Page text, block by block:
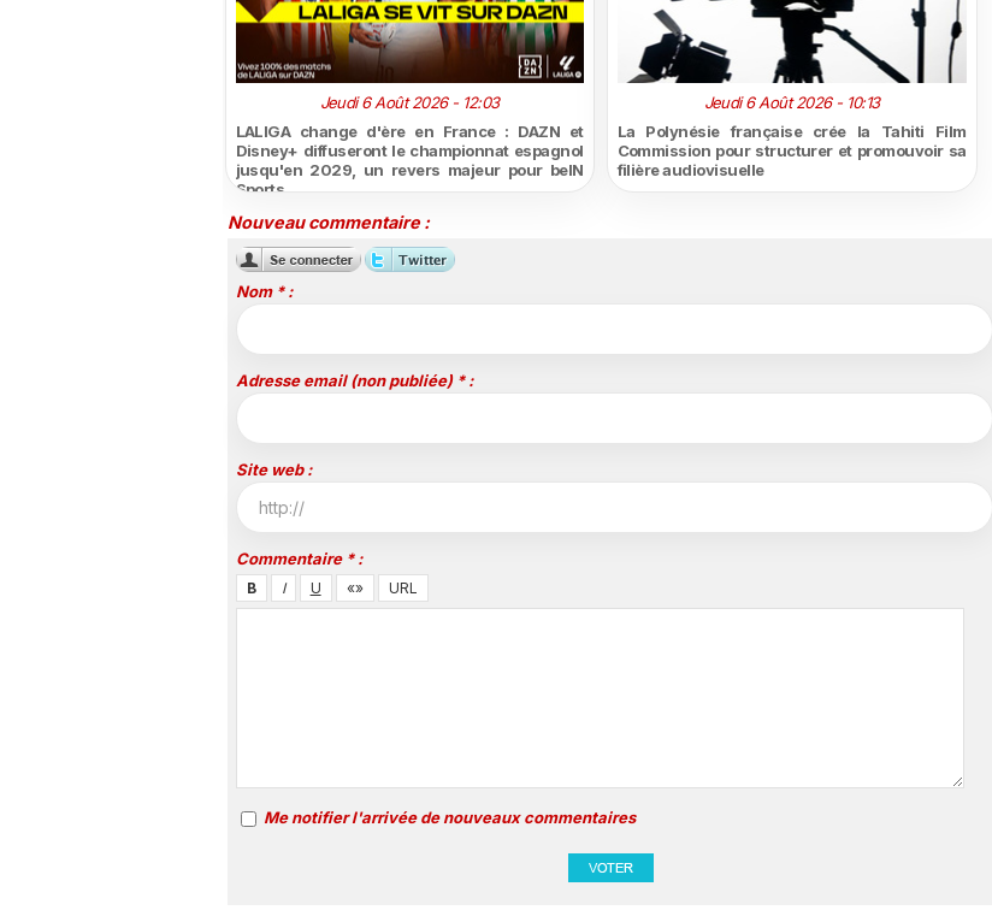
Jeudi 6 Août 2026 - 12:03
LALIGA change d'ère en France : DAZN et
Disney+ diffuseront le championnat espagnol
jusqu'en 2029, un revers majeur pour beIN
Sports
Jeudi 6 Août 2026 - 10:13
La Polynésie française crée la Tahiti Film
Commission pour structurer et promouvoir sa
filière audiovisuelle
Nouveau commentaire :
Nom * :
Adresse email (non publiée) * :
Site web :
Commentaire * :
Me notifier l'arrivée de nouveaux commentaires